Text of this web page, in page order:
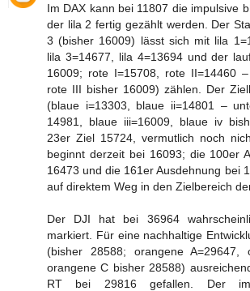
Im DAX kann bei 11807 die impulsive
der lila 2 fertig gezählt werden. Der
3 (bisher 16009) lässt sich mit lila
lila 3=14677, lila 4=13694 und der
16009; rote I=15708, rote II=14460
rote III bisher 16009) zählen. Der
(blaue i=13303, blaue ii=14801 –
14981, blaue iii=16009, blaue iv
23er Ziel 15724, vermutlich noch
beginnt derzeit bei 16093; die 100er
16473 und die 161er Ausdehnung bei
auf direktem Weg in den Zielbereich
Der DJI hat bei 36964
markiert. Für eine nachhaltige
(bisher 28588; orangene A=29647,
orangene C bisher 28588)
RT bei 29816 gefallen. Der